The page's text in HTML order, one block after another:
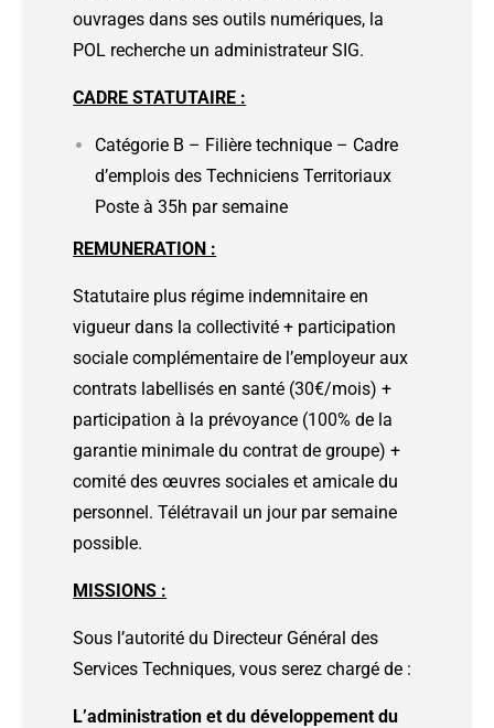
ouvrages dans ses outils numériques, la
POL recherche un administrateur SIG.
CADRE STATUTAIRE :
Catégorie B – Filière technique – Cadre
d’emplois des Techniciens Territoriaux
Poste à 35h par semaine
REMUNERATION :
Statutaire plus régime indemnitaire en
vigueur dans la collectivité + participation
sociale complémentaire de l’employeur aux
contrats labellisés en santé (30€/mois) +
participation à la prévoyance (100% de la
garantie minimale du contrat de groupe) +
comité des œuvres sociales et amicale du
personnel. Télétravail un jour par semaine
possible.
MISSIONS :
Sous l’autorité du Directeur Général des
Services Techniques, vous serez chargé de :
L’administration et du développement du